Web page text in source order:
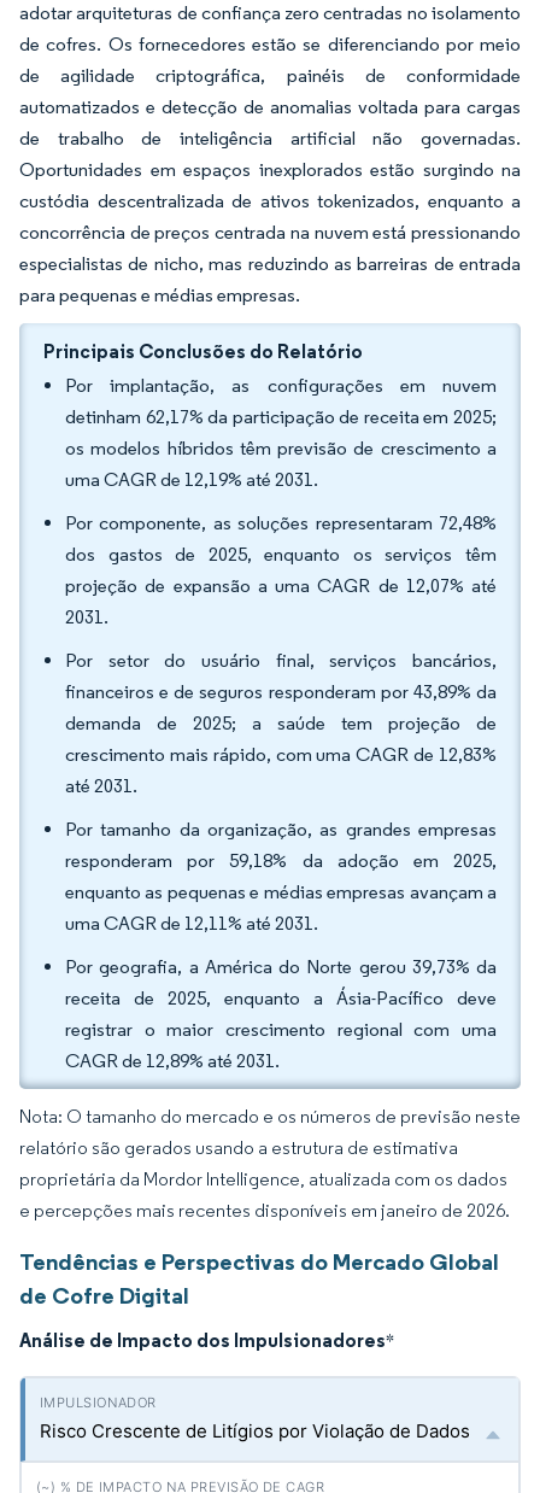
adotar arquiteturas de confiança zero centradas no isolamento
de cofres. Os fornecedores estão se diferenciando por meio
de agilidade criptográfica, painéis de conformidade
automatizados e detecção de anomalias voltada para cargas
de trabalho de inteligência artificial não governadas.
Oportunidades em espaços inexplorados estão surgindo na
custódia descentralizada de ativos tokenizados, enquanto a
concorrência de preços centrada na nuvem está pressionando
especialistas de nicho, mas reduzindo as barreiras de entrada
para pequenas e médias empresas.
Principais Conclusões do Relatório
Por implantação, as configurações em nuvem
detinham 62,17% da participação de receita em 2025;
os modelos híbridos têm previsão de crescimento a
uma CAGR de 12,19% até 2031.
Por componente, as soluções representaram 72,48%
dos gastos de 2025, enquanto os serviços têm
projeção de expansão a uma CAGR de 12,07% até
2031.
Por setor do usuário final, serviços bancários,
financeiros e de seguros responderam por 43,89% da
demanda de 2025; a saúde tem projeção de
crescimento mais rápido, com uma CAGR de 12,83%
até 2031.
Por tamanho da organização, as grandes empresas
responderam por 59,18% da adoção em 2025,
enquanto as pequenas e médias empresas avançam a
uma CAGR de 12,11% até 2031.
Por geografia, a América do Norte gerou 39,73% da
receita de 2025, enquanto a Ásia-Pacífico deve
registrar o maior crescimento regional com uma
CAGR de 12,89% até 2031.
Nota: O tamanho do mercado e os números de previsão neste
relatório são gerados usando a estrutura de estimativa
proprietária da Mordor Intelligence, atualizada com os dados
e percepções mais recentes disponíveis em janeiro de 2026.
Tendências e Perspectivas do Mercado Global
de Cofre Digital
Análise de Impacto dos Impulsionadores*
Risco Crescente de Litígios por Violação de Dados